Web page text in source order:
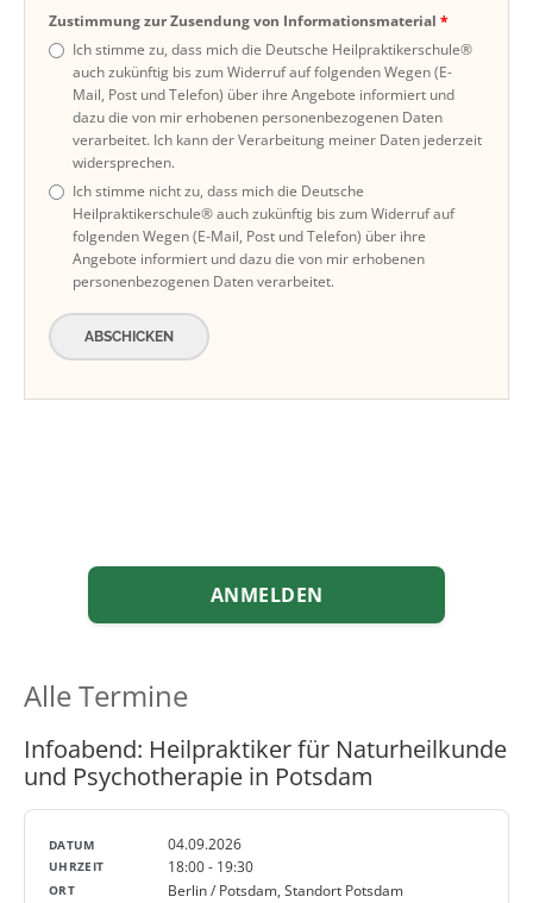
Zustimmung zur Zusendung von Informationsmaterial
Ich stimme zu, dass mich die Deutsche Heilpraktikerschule®
auch zukünftig bis zum Widerruf auf folgenden Wegen (E-
Mail, Post und Telefon) über ihre Angebote informiert und
dazu die von mir erhobenen personenbezogenen Daten
verarbeitet. Ich kann der Verarbeitung meiner Daten jederzeit
widersprechen.
Ich stimme nicht zu, dass mich die Deutsche
Heilpraktikerschule® auch zukünftig bis zum Widerruf auf
folgenden Wegen (E-Mail, Post und Telefon) über ihre
Angebote informiert und dazu die von mir erhobenen
personenbezogenen Daten verarbeitet.
ABSCHICKEN
ANMELDEN
Alle Termine
Infoabend: Heilpraktiker für Naturheilkunde
und Psychotherapie in Potsdam
04.09.2026
18:00 - 19:30
Berlin / Potsdam, Standort Potsdam